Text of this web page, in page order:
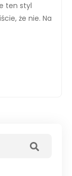
ten styl
że nie. Na